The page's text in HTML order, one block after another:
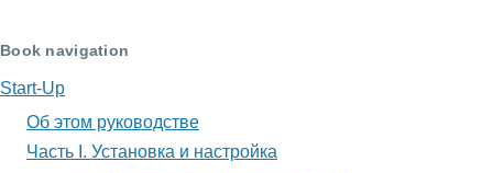
Глава
Book navigation
Start-Up
Об этом руководстве
Часть I. Установка и настройка